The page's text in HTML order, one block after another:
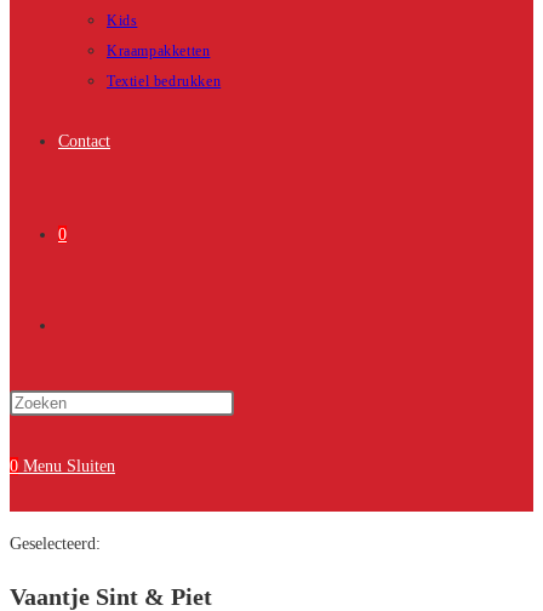
Kids
Kraampakketten
Textiel bedrukken
Contact
0
site
0 Menu Sluiten
Geselecteerd:
Vaantje Sint & Piet